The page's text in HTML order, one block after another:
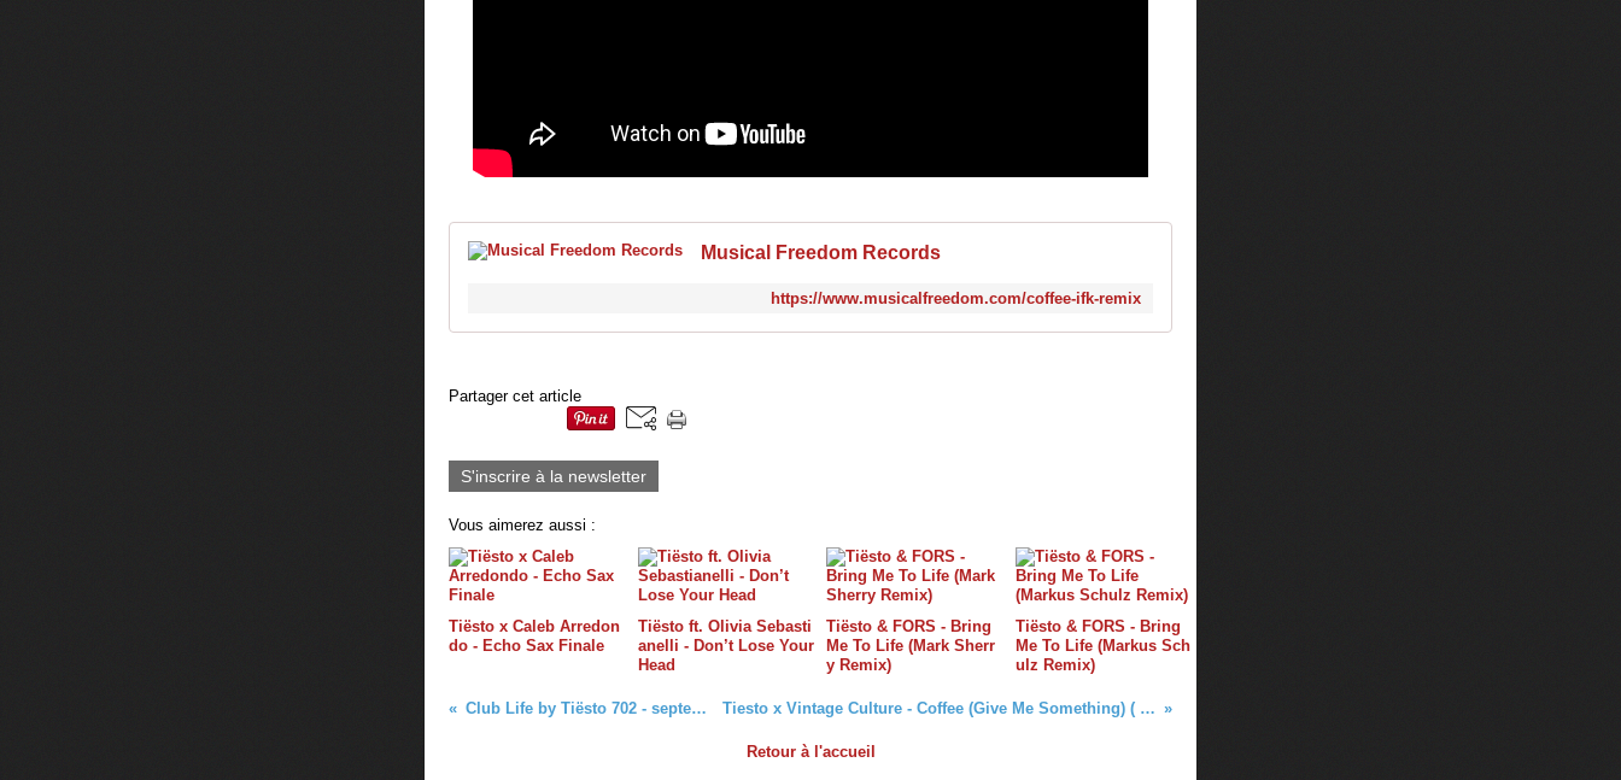
Musical Freedom Records
https://www.musicalfreedom.com/coffee-ifk-remix
Partager cet article
S'inscrire à la newsletter
Vous aimerez aussi :
Tiësto x Caleb Arredon
do - Echo Sax Finale
Tiësto ft. Olivia Sebasti
anelli - Don’t Lose Your
Head
Tiësto & FORS - Bring
Me To Life (Mark Sherr
y Remix)
Tiësto & FORS - Bring
Me To Life (Markus Sch
ulz Remix)
Club Life by Tiësto 702 - september 11, 2020 Tiesto x Vintage Culture - Coffee (Give Me Something) ( Jose Amnesia Remix )
Retour à l'accueil